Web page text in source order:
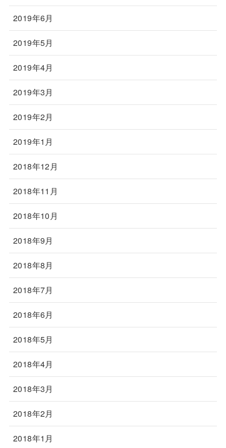
2019年6月
2019年5月
2019年4月
2019年3月
2019年2月
2019年1月
2018年12月
2018年11月
2018年10月
2018年9月
2018年8月
2018年7月
2018年6月
2018年5月
2018年4月
2018年3月
2018年2月
2018年1月